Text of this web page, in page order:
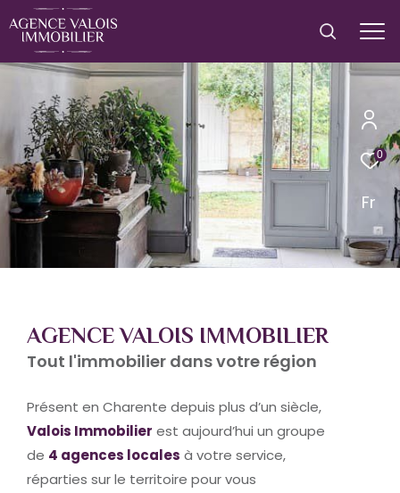
0
Fr
AGENCE VALOIS IMMOBILIER
Tout l'immobilier dans votre région
Présent en Charente depuis plus d’un siècle,
Valois Immobilier est aujourd’hui un groupe
de 4 agences locales à votre service,
réparties sur le territoire pour vous